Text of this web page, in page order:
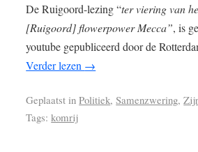
De Ruigoord-lezing “ter viering van
[Ruigoord] flowerpower Mecca”, is
youtube gepubliceerd door de
Verder lezen →
Geplaatst in Politiek,Samenzwering,
Tags: komrij